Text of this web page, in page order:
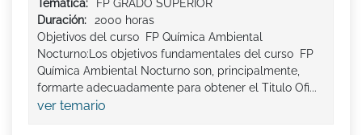
Tematica:
FP GRADO SUPERIOR
Duración:
2000 horas
Objetivos del curso FP Química Ambiental
Nocturno:Los objetivos fundamentales del curso FP
Química Ambiental Nocturno son, principalmente,
formarte adecuadamente para obtener el Titulo Ofi...
ver temario